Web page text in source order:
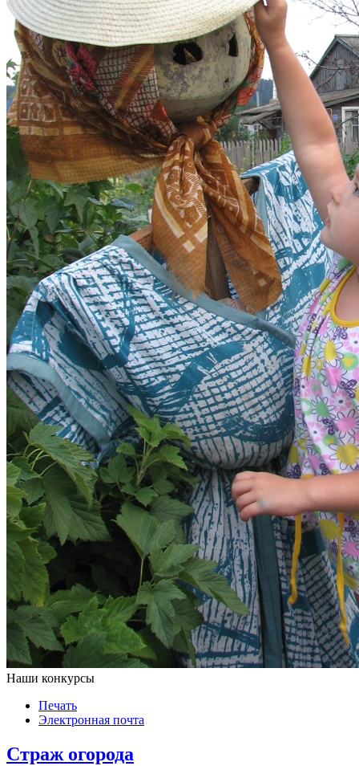
Наши конкурсы
Печать
Электронная почта
Страж огорода